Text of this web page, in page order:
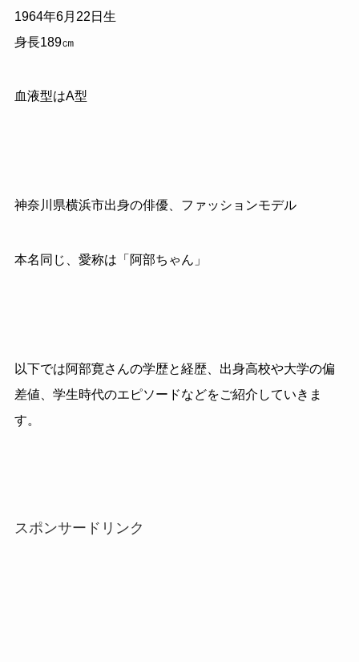
1964年6月22日生
身長189㎝
血液型はA型
神奈川県横浜市出身の俳優、ファッションモデル
本名同じ、愛称は「阿部ちゃん」
以下では阿部寛さんの学歴と経歴、出身高校や大学の偏
差値、学生時代のエピソードなどをご紹介していきま
す。
スポンサードリンク